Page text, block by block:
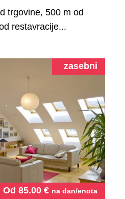
trgovine, 500 m od
restavracije...
Od 85.00 € na dan/enota
zasebni